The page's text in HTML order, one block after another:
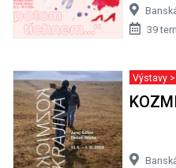
39
Výstavy >